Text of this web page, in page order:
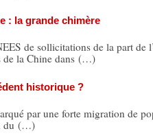
: la grande chimère
de sollicitations de la part de
de la Chine dans (…)
historique ?
par une forte migration de
du (…)